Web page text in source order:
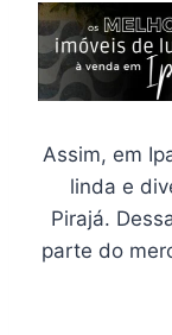
Assim, em
linda e
Pirajá.
parte do